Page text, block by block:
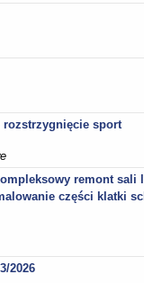
PUBLICZNEJ
rozstrzygnięcie sport
remont sali
części klatki
2026